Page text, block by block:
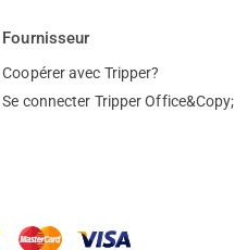
Fournisseur
Coopérer avec Tripper?
Se connecter Tripper Office&Copy;